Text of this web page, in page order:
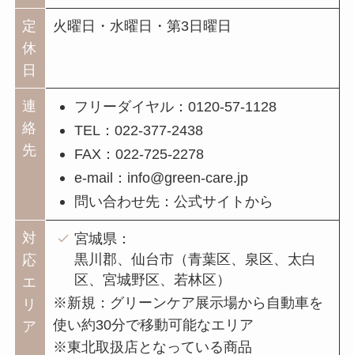
定
休
日
火曜日・水曜日・第3日曜日
連
絡
先
フリーダイヤル：0120-57-1128
TEL：022-377-2438
FAX：022-725-2278
e-mail：info@green-care.jp
問い合わせ先：公式サイトから
対
応
エ
リ
ア
宮城県：
黒川郡、仙台市（青葉区、泉区、太白
区、宮城野区、若林区）
※新規：グリーンケア展示場から自動車を
使い約30分で移動可能なエリア
※東北取扱店となっている商品